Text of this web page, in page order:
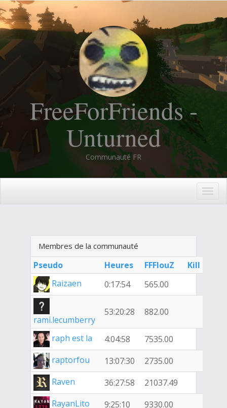
FreeForFriends -
Unturned
Communauté FR
Membres de la communauté
Pseudo Heures FFFlouZ
Kill
Raizaen
0:17:54 565.00
rami.lecumberry
53:20:28 882.00
raph est la 4:04:58
7535.00
raptorfou
13:07:30
2735.00
Raven
36:27:58
21037.49
RayanLito
9:25:10 9330.00